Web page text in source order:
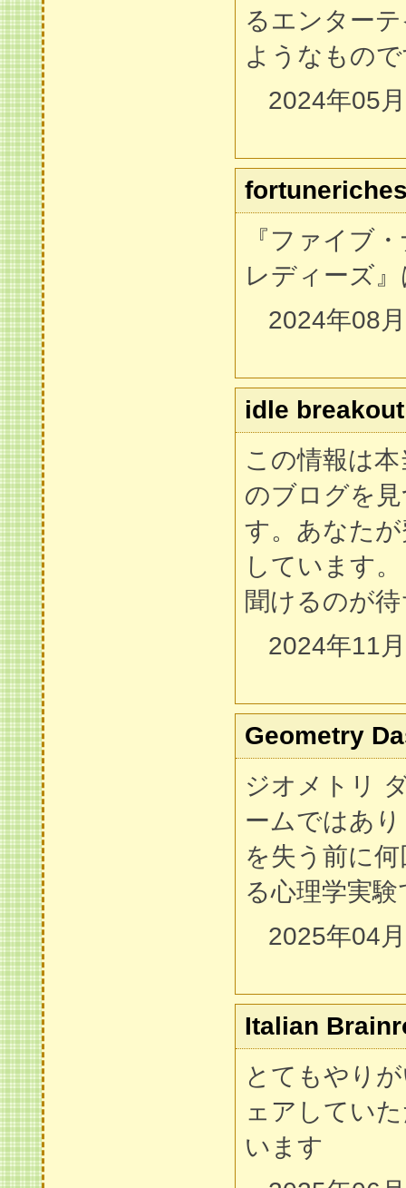
るエンター
ようなもの
2024年05
『ファイブ
レディーズ
2024年08
idle breakout
この情報は
のブログを
す。あなた
しています
聞けるのが
2024年11
Geometry
ジオメトリ
ームではあ
を失う前に
る心理学実
2025年04
Italian
とてもやり
ェアしてい
います